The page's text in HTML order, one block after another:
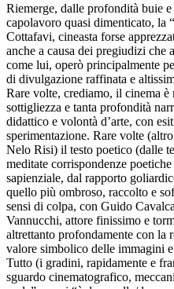
Riemerge, dalle profondità buie
capolavoro quasi dimenticato, la
Cottafavi, cineasta forse
anche a causa dei pregiudizi
come lui, operò principalmente
di divulgazione raffinata e
Rare volte, crediamo, il cinema è
sottigliezza e tanta profondità
didattico e volontà d’arte, con
sperimentazione. Rare volte
Nelo Risi) il testo poetico (dalle
meditate corrispondenze
sapienziale, dal rapporto
quello più ombroso, raccolto e
sensi di colpa, con Guido
Vannucchi, attore finissimo e
altrettanto profondamente con la
valore simbolico delle immagini
Tutto (i gradini, rapidamente e
sguardo cinematografico,